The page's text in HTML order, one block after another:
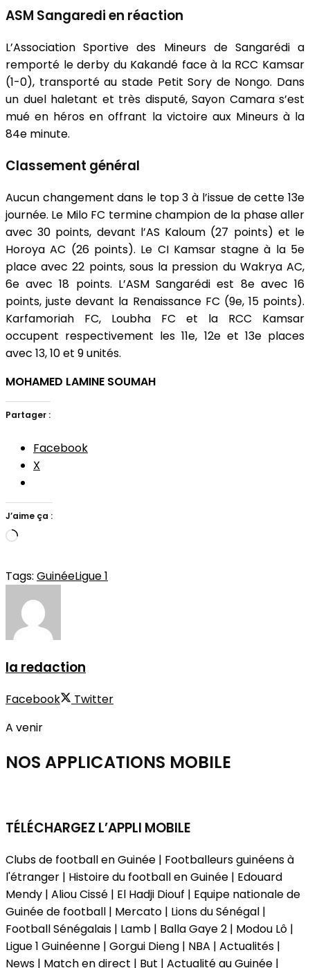
ASM Sangaredi en réaction
L’Association Sportive des Mineurs de Sangarédi a
remporté le derby du Kakandé face à la RCC Kamsar
(1-0), transporté au stade Petit Sory de Nongo. Dans
un duel haletant et très disputé, Sayon Camara s’est
mué en héros en offrant la victoire aux Mineurs à la
84e minute.
Classement général
Aucun changement dans le top 3 à l’issue de cette 13e
journée. Le Milo FC termine champion de la phase aller
avec 30 points, devant l’AS Kaloum (27 points) et le
Horoya AC (26 points). Le CI Kamsar stagne à la 5e
place avec 22 points, sous la pression du Wakrya AC,
6e avec 18 points. L’ASM Sangarédi est 8e avec 16
points, juste devant la Renaissance FC (9e, 15 points).
Karfamoriah FC, Loubha FC et la RCC Kamsar
occupent respectivement les 11e, 12e et 13e places
avec 13, 10 et 9 unités.
MOHAMED LAMINE SOUMAH
Partager :
Facebook
X
J’aime ça :
Chargement…
Tags: GuinéeLigue 1
la redaction
Facebook
Twitter
A venir
NOS APPLICATIONS MOBILE
TÉLÉCHARGEZ L’APPLI MOBILE
Clubs de football en Guinée | Footballeurs guinéens à
l'étranger | Histoire du football en Guinée | Edouard
Mendy | Aliou Cissé | El Hadji Diouf | Equipe nationale de
Guinée de football | Mercato | Lions du Sénégal |
Football Sénégalais | Lamb | Balla Gaye 2 | Modou Lô |
Ligue 1 Guinéenne | Gorgui Dieng | NBA | Actualités |
News | Match en direct | But | Actualité au Guinée |